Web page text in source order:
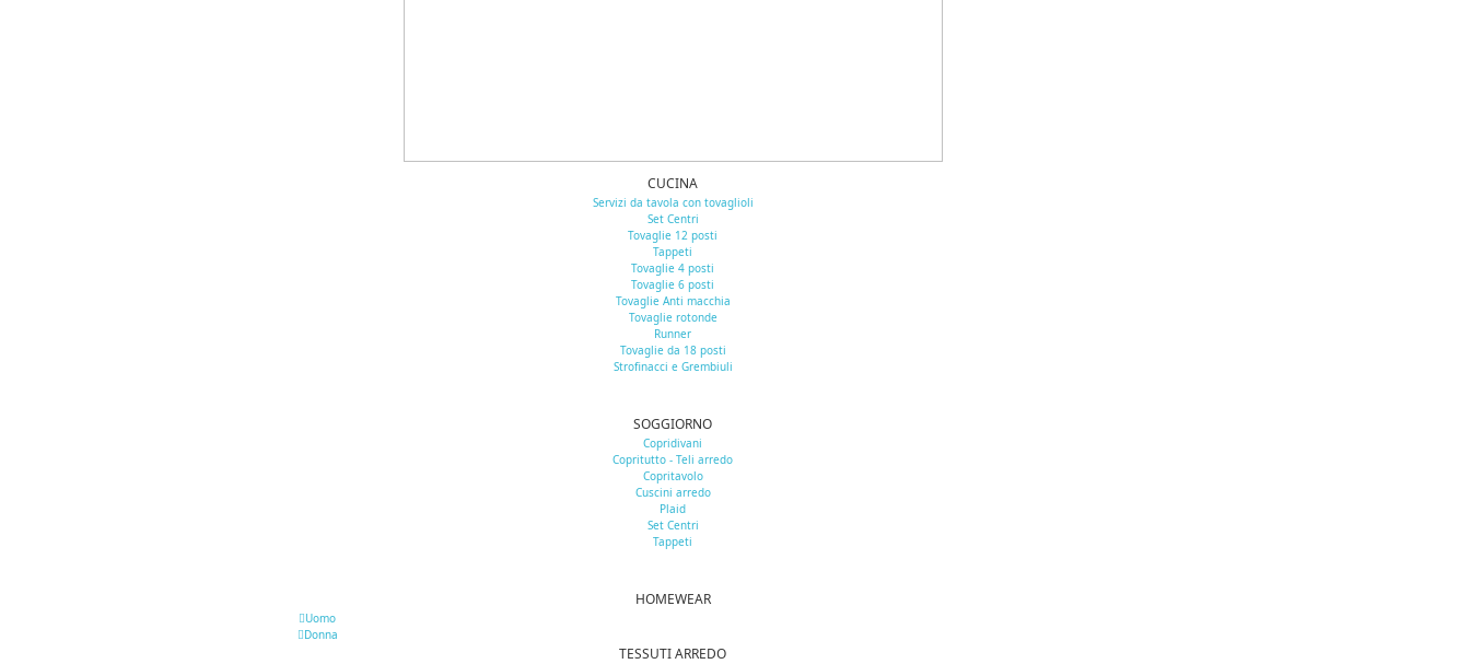
CUCINA
Servizi da tavola con tovaglioli
Set Centri
Tovaglie 12 posti
Tappeti
Tovaglie 4 posti
Tovaglie 6 posti
Tovaglie Anti macchia
Tovaglie rotonde
Runner
Tovaglie da 18 posti
Strofinacci e Grembiuli
SOGGIORNO
Copridivani
Copritutto - Teli arredo
Copritavolo
Cuscini arredo
Plaid
Set Centri
Tappeti
HOMEWEAR
Uomo
Donna
TESSUTI ARREDO